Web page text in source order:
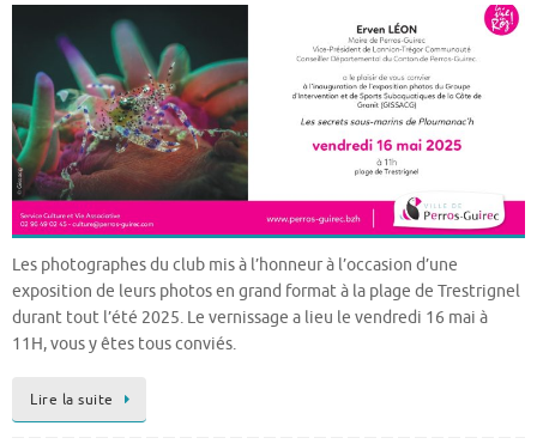
Les photographes du club mis à l’honneur à l’occasion d’une
exposition de leurs photos en grand format à la plage de Trestrignel
durant tout l’été 2025. Le vernissage a lieu le vendredi 16 mai à
11H, vous y êtes tous conviés.
Lire la suite